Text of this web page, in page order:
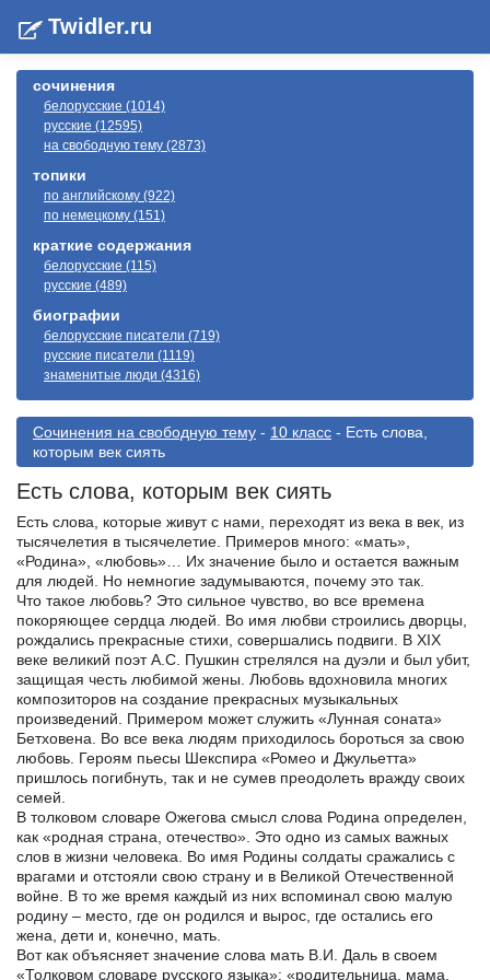
Twidler.ru
сочинения
белорусские (1014)
русские (12595)
на свободную тему (2873)
топики
по английскому (922)
по немецкому (151)
краткие содержания
белорусские (115)
русские (489)
биографии
белорусские писатели (719)
русские писатели (1119)
знаменитые люди (4316)
Cочинения на свободную тему - 10 класс - Есть слова,
которым век сиять
Есть слова, которым век сиять
Есть слова, которые живут с нами, переходят из века в век, из
тысячелетия в тысячелетие. Примеров много: «мать»,
«Родина», «любовь»… Их значение было и остается важным
для людей. Но немногие задумываются, почему это так.
Что такое любовь? Это сильное чувство, во все времена
покоряющее сердца людей. Во имя любви строились дворцы,
рождались прекрасные стихи, совершались подвиги. В XIX
веке великий поэт А.С. Пушкин стрелялся на дуэли и был убит,
защищая честь любимой жены. Любовь вдохновила многих
композиторов на создание прекрасных музыкальных
произведений. Примером может служить «Лунная соната»
Бетховена. Во все века людям приходилось бороться за свою
любовь. Героям пьесы Шекспира «Ромео и Джульетта»
пришлось погибнуть, так и не сумев преодолеть вражду своих
семей.
В толковом словаре Ожегова смысл слова Родина определен,
как «родная страна, отечество». Это одно из самых важных
слов в жизни человека. Во имя Родины солдаты сражались с
врагами и отстояли свою страну и в Великой Отечественной
войне. В то же время каждый из них вспоминал свою малую
родину – место, где он родился и вырос, где остались его
жена, дети и, конечно, мать.
Вот как объясняет значение слова мать В.И. Даль в своем
«Толковом словаре русского языка»: «родительница, мама,